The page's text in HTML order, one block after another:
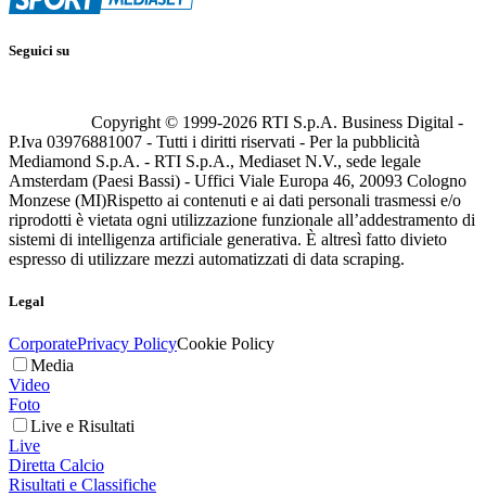
Seguici su
Copyright © 1999-2026 RTI S.p.A. Business Digital -
P.Iva 03976881007 - Tutti i diritti riservati - Per la pubblicità
Mediamond S.p.A. - RTI S.p.A., Mediaset N.V., sede legale
Amsterdam (Paesi Bassi) - Uffici Viale Europa 46, 20093 Cologno
Monzese (MI)Rispetto ai contenuti e ai dati personali trasmessi e/o
riprodotti è vietata ogni utilizzazione funzionale all’addestramento di
sistemi di intelligenza artificiale generativa. È altresì fatto divieto
espresso di utilizzare mezzi automatizzati di data scraping.
Legal
CorporatePrivacy PolicyCookie Policy
Media
Video
Foto
Live e Risultati
Live
Diretta Calcio
Risultati e Classifiche